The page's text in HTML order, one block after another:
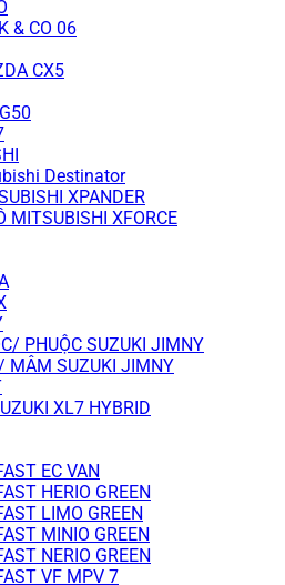
& CO 06
CX5
Destinator
XPANDER
MITSUBISHI XFORCE
PHUỘC SUZUKI JIMNY
MÂM SUZUKI JIMNY
XL7 HYBRID
EC VAN
HERIO GREEN
LIMO GREEN
MINIO GREEN
NERIO GREEN
VF MPV 7